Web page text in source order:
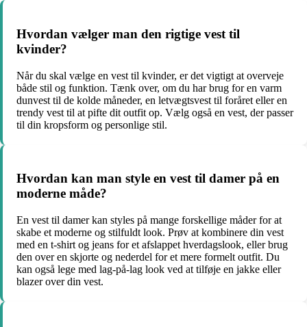
Hvordan vælger man den rigtige vest til
kvinder?
Når du skal vælge en vest til kvinder, er det vigtigt at overveje
både stil og funktion. Tænk over, om du har brug for en varm
dunvest til de kolde måneder, en letvægtsvest til foråret eller en
trendy vest til at pifte dit outfit op. Vælg også en vest, der passer
til din kropsform og personlige stil.
Hvordan kan man style en vest til damer på en
moderne måde?
En vest til damer kan styles på mange forskellige måder for at
skabe et moderne og stilfuldt look. Prøv at kombinere din vest
med en t-shirt og jeans for et afslappet hverdagslook, eller brug
den over en skjorte og nederdel for et mere formelt outfit. Du
kan også lege med lag-på-lag look ved at tilføje en jakke eller
blazer over din vest.